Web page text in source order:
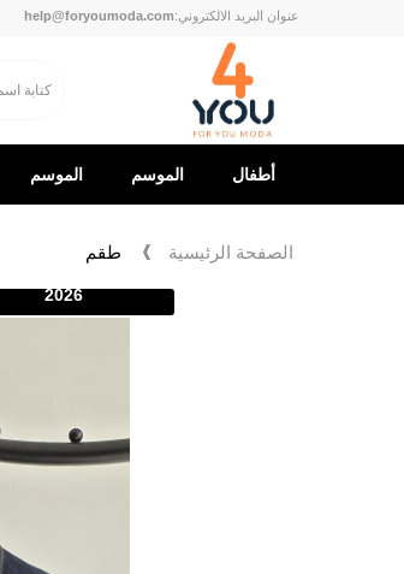
عنوان البريد الالكتروني:help@foryoumoda.com
أطفال الموسم الموسم
2026
الصفحة الرئيسية طقم